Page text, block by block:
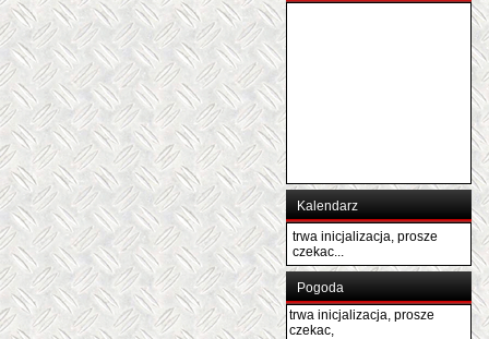
Kalendarz
trwa inicjalizacja, prosze
czekac...
Pogoda
trwa inicjalizacja, prosze
czekac,